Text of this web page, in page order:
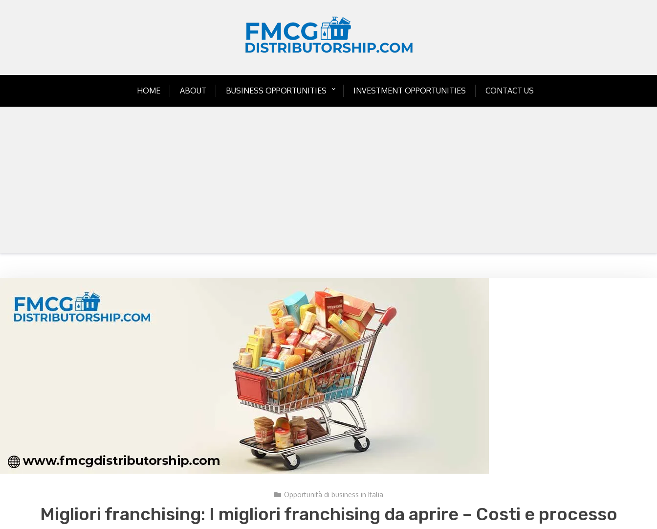
HOME ABOUT BUSINESS OPPORTUNITIES INVESTMENT OPPORTUNITIES CONTACT US
Opportunità di business in Italia
Migliori franchising: I migliori franchising da aprire – Costi e processo